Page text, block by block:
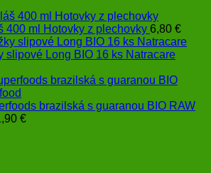
400 ml Hotovky z plechovky 6,80 €
slipové Long BIO 16 ks Natracare
brazilská s guaranou BIO RAW
€